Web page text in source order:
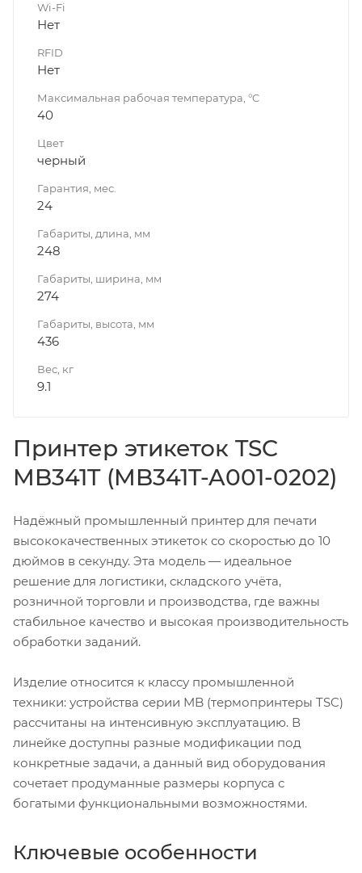
Wi-Fi
Нет
RFID
Нет
Максимальная рабочая температура, °C
40
Цвет
черный
Гарантия, мес.
24
Габариты, длина, мм
248
Габариты, ширина, мм
274
Габариты, высота, мм
436
Вес, кг
9.1
Принтер этикеток TSC
MB341T (MB341T-A001-0202)
Надёжный промышленный принтер для печати
высококачественных этикеток со скоростью до 10
дюймов в секунду. Эта модель — идеальное
решение для логистики, складского учёта,
розничной торговли и производства, где важны
стабильное качество и высокая производительность
обработки заданий.
Изделие относится к классу промышленной
техники: устройства серии MB (термопринтеры TSC)
рассчитаны на интенсивную эксплуатацию. В
линейке доступны разные модификации под
конкретные задачи, а данный вид оборудования
сочетает продуманные размеры корпуса с
богатыми функциональными возможностями.
Ключевые особенности